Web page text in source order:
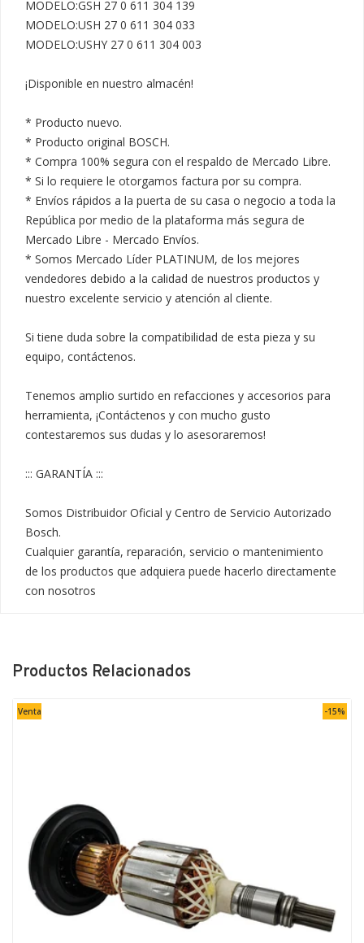
MODELO:GSH 27 0 611 304 139
MODELO:USH 27 0 611 304 033
MODELO:USHY 27 0 611 304 003
¡Disponible en nuestro almacén!
* Producto nuevo.
* Producto original BOSCH.
* Compra 100% segura con el respaldo de Mercado Libre.
* Si lo requiere le otorgamos factura por su compra.
* Envíos rápidos a la puerta de su casa o negocio a toda la
República por medio de la plataforma más segura de
Mercado Libre - Mercado Envíos.
* Somos Mercado Líder PLATINUM, de los mejores
vendedores debido a la calidad de nuestros productos y
nuestro excelente servicio y atención al cliente.
Si tiene duda sobre la compatibilidad de esta pieza y su
equipo, contáctenos.
Tenemos amplio surtido en refacciones y accesorios para
herramienta, ¡Contáctenos y con mucho gusto
contestaremos sus dudas y lo asesoraremos!
::: GARANTÍA :::
Somos Distribuidor Oficial y Centro de Servicio Autorizado
Bosch.
Cualquier garantía, reparación, servicio o mantenimiento
de los productos que adquiera puede hacerlo directamente
con nosotros
Productos Relacionados
Venta -15%